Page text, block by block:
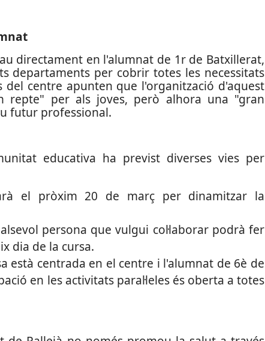
directament en l'alumnat de 1r de Batxillerat,
departaments per cobrir totes les necessitats
del centre apunten que l'organització d'aquest
repte" per als joves, però alhora una "gran
futur professional.
educativa ha previst diverses vies per
el pròxim 20 de març per dinamitzar la
persona que vulgui col·laborar podrà fer
dia de la cursa.
està centrada en el centre i l'alumnat de 6è de
en les activitats paral·leles és oberta a totes